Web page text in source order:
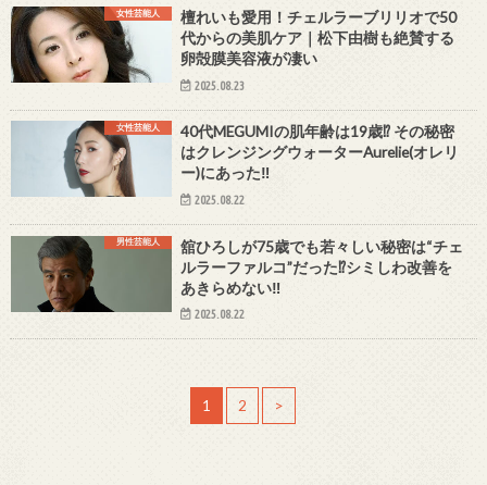
女性芸能人
檀れいも愛用！チェルラーブリリオで50
代からの美肌ケア｜松下由樹も絶賛する
卵殻膜美容液が凄い
2025.08.23
女性芸能人
40代MEGUMIの肌年齢は19歳⁉ その秘密
はクレンジングウォーターAurelie(オレリ
ー)にあった‼
2025.08.22
男性芸能人
舘ひろしが75歳でも若々しい秘密は“チェ
ルラーファルコ”だった⁉シミしわ改善を
あきらめない‼
2025.08.22
1 2 >